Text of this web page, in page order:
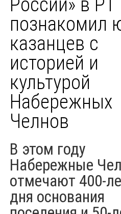
познакомил
казанцев с
историей и
культурой
Набережных
Челнов
В этом году
Набережные
отмечают 400-
дня основания